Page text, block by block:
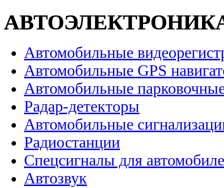
Автомобильные
Автомобильные GPS
Автомобильные
Радар-детекторы
Автомобильные
Радиостанции
Спецсигналы для
Автозвук